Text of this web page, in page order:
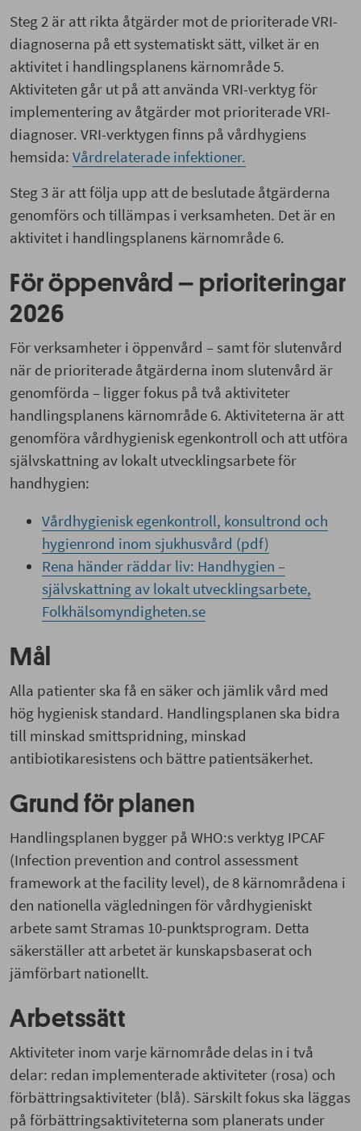
Steg 2 är att rikta åtgärder mot de prioriterade VRI-
diagnoserna på ett systematiskt sätt, vilket är en
aktivitet i handlingsplanens kärnområde 5.
Aktiviteten går ut på att använda VRI-verktyg för
implementering av åtgärder mot prioriterade VRI-
diagnoser. VRI-verktygen finns på vårdhygiens
hemsida: Vårdrelaterade infektioner.
Steg 3 är att följa upp att de beslutade åtgärderna
genomförs och tillämpas i verksamheten. Det är en
aktivitet i handlingsplanens kärnområde 6.
För öppenvård – prioriteringar
2026
För verksamheter i öppenvård – samt för slutenvård
när de prioriterade åtgärderna inom slutenvård är
genomförda – ligger fokus på två aktiviteter
handlingsplanens kärnområde 6. Aktiviteterna är att
genomföra vårdhygienisk egenkontroll och att utföra
självskattning av lokalt utvecklingsarbete för
handhygien:
Vårdhygienisk egenkontroll, konsultrond och
hygienrond inom sjukhusvård (pdf)
Rena händer räddar liv: Handhygien –
självskattning av lokalt utvecklingsarbete,
Folkhälsomyndigheten.se
Mål
Alla patienter ska få en säker och jämlik vård med
hög hygienisk standard. Handlingsplanen ska bidra
till minskad smittspridning, minskad
antibiotikaresistens och bättre patientsäkerhet.
Grund för planen
Handlingsplanen bygger på WHO:s verktyg IPCAF
(Infection prevention and control assessment
framework at the facility level), de 8 kärnområdena i
den nationella vägledningen för vårdhygieniskt
arbete samt Stramas 10-punktsprogram. Detta
säkerställer att arbetet är kunskapsbaserat och
jämförbart nationellt.
Arbetssätt
Aktiviteter inom varje kärnområde delas in i två
delar: redan implementerade aktiviteter (rosa) och
förbättringsaktiviteter (blå). Särskilt fokus ska läggas
på förbättringsaktiviteterna som planerats under